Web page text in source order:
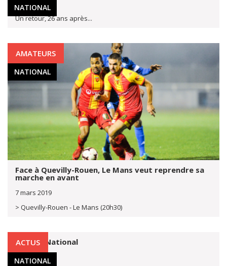
NATIONAL
5 avr. 2019
Un retour, 26 ans après...
AMATEURS
NATIONAL
Face à Quevilly-Rouen, Le Mans veut reprendre sa
marche en avant
7 mars 2019
> Quevilly-Rouen - Le Mans (20h30)
ACTUS
NATIONAL
Rififi en National
2 mars 2019